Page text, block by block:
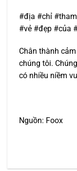
#địa #chỉ
#vẻ #đẹp #của
Chân thành
chúng tôi.
có nhiều niềm
Nguồn: Foox